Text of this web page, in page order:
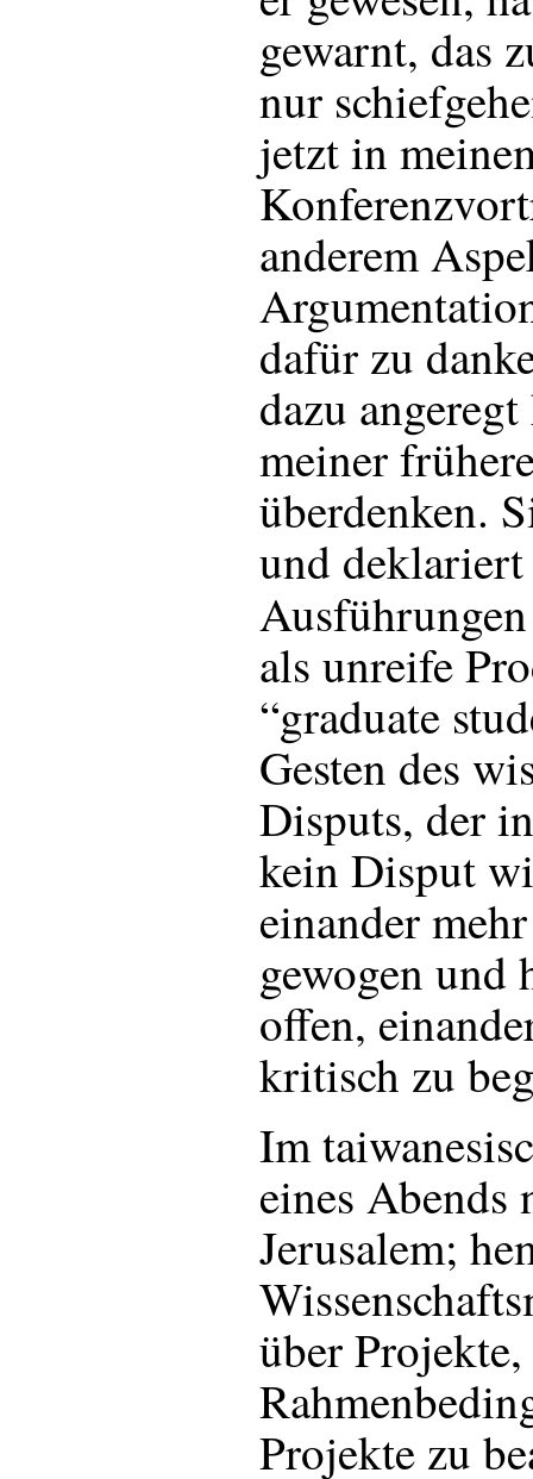
gewarnt, das
nur
jetzt in
anderem
dafür zu
dazu
meiner
überdenken.
und
als unreife
“graduate
Gesten des
Disputs, der
kein Disput
einander
gewogen und
offen,
kritisch zu
Im
eines Abends
Jerusalem;
über
Projekte zu